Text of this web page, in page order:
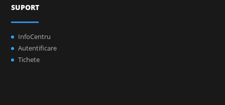
SUPORT
InfoCentru
Autentificare
Tichete